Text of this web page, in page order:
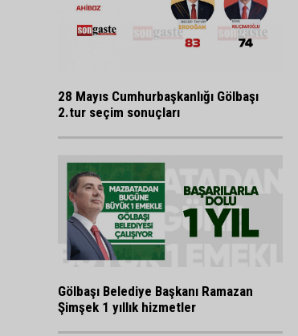
28 Mayıs Cumhurbaşkanlığı Gölbaşı
2.tur seçim sonuçları
Gölbaşı Belediye Başkanı Ramazan
Şimşek 1 yıllık hizmetler